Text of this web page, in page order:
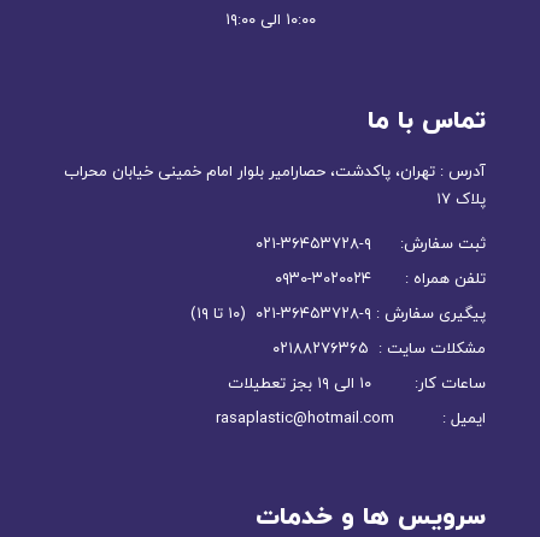
۱۰:۰۰ الی ۱۹:۰۰
تماس با ما
آدرس : تهران، پاکدشت، حصارامیر بلوار امام خمینی خیابان محراب
پلاک ۱۷
ثبت سفارش: ۹-۳۶۴۵۳۷۲۸-۰۲۱
تلفن همراه : ۳۰۲۰۰۲۴-۰۹۳۰
پیگیری سفارش : ۹-۳۶۴۵۳۷۲۸-۰۲۱ (۱۰ تا ۱۹)
مشکلات سایت : ۰۲۱۸۸۲۷۶۳۶۵
ساعات کار: ۱۰ الی ۱۹ بجز تعطیلات
ایمیل : rasaplastic@hotmail.com
سرویس ها و خدمات